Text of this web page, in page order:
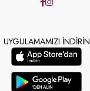
UYGULAMAMIZI İNDİRİN